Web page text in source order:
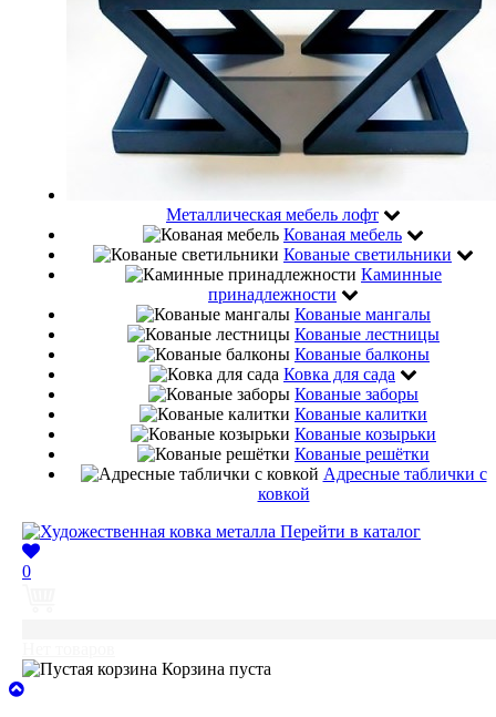
Металлическая мебель лофт
Кованая мебель
Кованые светильники
Каминные
принадлежности
Кованые мангалы
Кованые лестницы
Кованые балконы
Ковка для сада
Кованые заборы
Кованые калитки
Кованые козырьки
Кованые решётки
Адресные таблички с
ковкой
Перейти в каталог
0
Корзина пуста